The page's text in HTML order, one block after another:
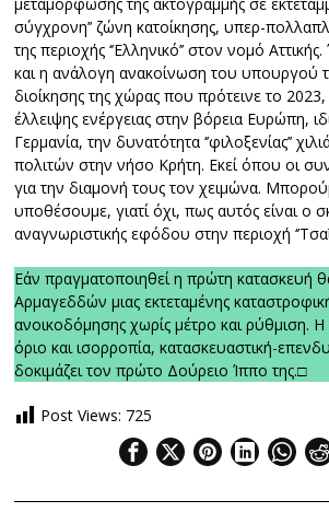
σύγχρονη’’ ζώνη κατοίκησης, υπερ-
της περιοχής ‘’Ελληνικό’’ στον νομό
και η ανάλογη ανακοίνωση του υπουργού
διοίκησης της χώρας που πρότεινε το
έλλειψης ενέργειας στην βόρεια Ευρώπη,
Γερμανία, την δυνατότητα ‘’φιλοξενίας’’
πολιτών στην νήσο Κρήτη. Εκεί όπου οι
για την διαμονή τους τον χειμώνα.
υποθέσουμε, γιατί όχι, πως αυτός είναι ο
αναγνωριστικής εφόδου στην περιοχή
Εάν πραγματοποιηθεί η πρώτη κατασκευή
Αρμαγεδδών μιας εκτεταμένης
ανοικοδόμησης χωρίς μέτρο και ρύθμιση. Η
όριο και ισορροπία, κατασκευαστική-
δοκιμάζει τον πρώτο Δούρειο Ίππο της.□
Post Views: 725